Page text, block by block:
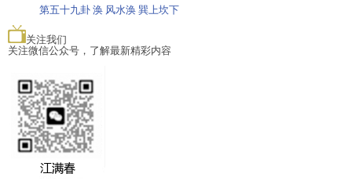
第五十九卦 涣 风水涣 巽上坎下
关注我们
关注微信公众号，了解最新精彩内容